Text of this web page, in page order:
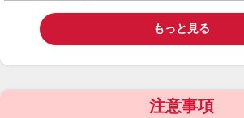
もっと見る
注意事項